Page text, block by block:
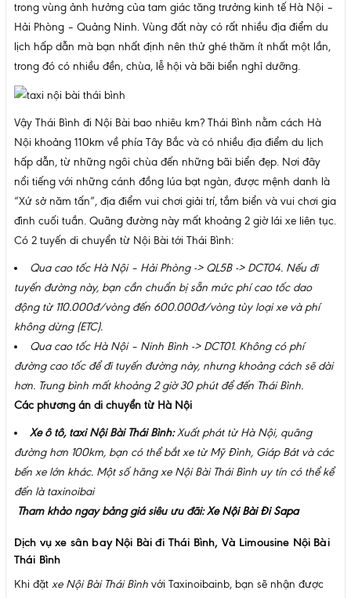
trong vùng ảnh hưởng của tam giác tăng trưởng kinh tế Hà Nội –
Hải Phòng – Quảng Ninh. Vùng đất này có rất nhiều địa điểm du
lịch hấp dẫn mà bạn nhất định nên thử ghé thăm ít nhất một lần,
trong đó có nhiều đền, chùa, lễ hội và bãi biển nghỉ dưỡng.
Vậy Thái Bình đi Nội Bài bao nhiêu km? Thái Bình nằm cách Hà
Nội khoảng 110km về phía Tây Bắc và có nhiều địa điểm du lịch
hấp dẫn, từ những ngôi chùa đến những bãi biển đẹp. Nơi đây
nổi tiếng với những cánh đồng lúa bạt ngàn, được mệnh danh là
“Xứ sở năm tấn”, địa điểm vui chơi giải trí, tắm biển và vui chơi gia
đình cuối tuần. Quãng đường này mất khoảng 2 giờ lái xe liên tục.
Có 2 tuyến di chuyển từ Nội Bài tới Thái Bình:
Qua cao tốc Hà Nội – Hải Phòng -> QL5B -> DCT04. Nếu đi
tuyến đường này, bạn cần chuẩn bị sẵn mức phí cao tốc dao
động từ 110.000đ/vòng đến 600.000đ/vòng tùy loại xe và phí
không dừng (ETC).
Qua cao tốc Hà Nội – Ninh Bình -> DCT01. Không có phí
đường cao tốc để đi tuyến đường này, nhưng khoảng cách sẽ dài
hơn. Trung bình mất khoảng 2 giờ 30 phút để đến Thái Bình.
Các phương án di chuyển từ Hà Nội
Xe ô tô, taxi Nội Bài Thái Bình:Xuất phát từ Hà Nội, quãng
đường hơn 100km, bạn có thể bắt xe từ Mỹ Đình, Giáp Bát và các
bến xe lớn khác. Một số hãng xe Nội Bài Thái Bình uy tín có thể kể
đến là taxinoibai
Tham khảo ngay bảng giá siêu ưu đãi:Xe Nội Bài Đi Sapa
Dịch vụ xe sân bay Nội Bài đi Thái Bình, Và Limousine Nội Bài
Thái Bình
Khi đặt xe Nội Bài Thái Bình với Taxinoibainb, bạn sẽ nhận được